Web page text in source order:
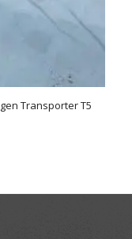
Transporter T5